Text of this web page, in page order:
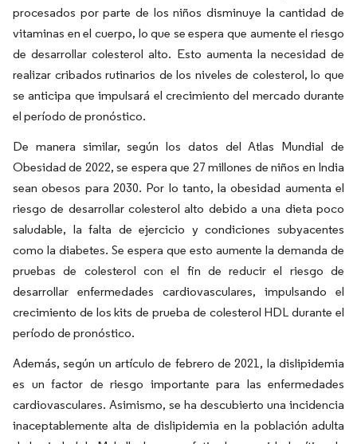
procesados por parte de los niños disminuye la cantidad de
vitaminas en el cuerpo, lo que se espera que aumente el riesgo
de desarrollar colesterol alto. Esto aumenta la necesidad de
realizar cribados rutinarios de los niveles de colesterol, lo que
se anticipa que impulsará el crecimiento del mercado durante
el período de pronóstico.
De manera similar, según los datos del Atlas Mundial de
Obesidad de 2022, se espera que 27 millones de niños en India
sean obesos para 2030. Por lo tanto, la obesidad aumenta el
riesgo de desarrollar colesterol alto debido a una dieta poco
saludable, la falta de ejercicio y condiciones subyacentes
como la diabetes. Se espera que esto aumente la demanda de
pruebas de colesterol con el fin de reducir el riesgo de
desarrollar enfermedades cardiovasculares, impulsando el
crecimiento de los kits de prueba de colesterol HDL durante el
período de pronóstico.
Además, según un artículo de febrero de 2021, la dislipidemia
es un factor de riesgo importante para las enfermedades
cardiovasculares. Asimismo, se ha descubierto una incidencia
inaceptablemente alta de dislipidemia en la población adulta